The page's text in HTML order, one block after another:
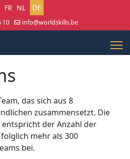
Sprache auswählen
FR NL DE
10
info@worldskills.be
das sich aus 8
zusammensetzt. Die
entspricht der Anzahl der
mehr als 300
bei.